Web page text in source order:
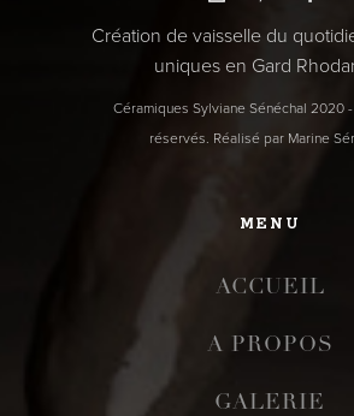
Création de vaisselle du
uniques en Gard
Céramiques Sylviane Sénéchal 2020
réservés. Réalisé par Marine
MENU
ACCUEIL
A PROPOS
GALERIE